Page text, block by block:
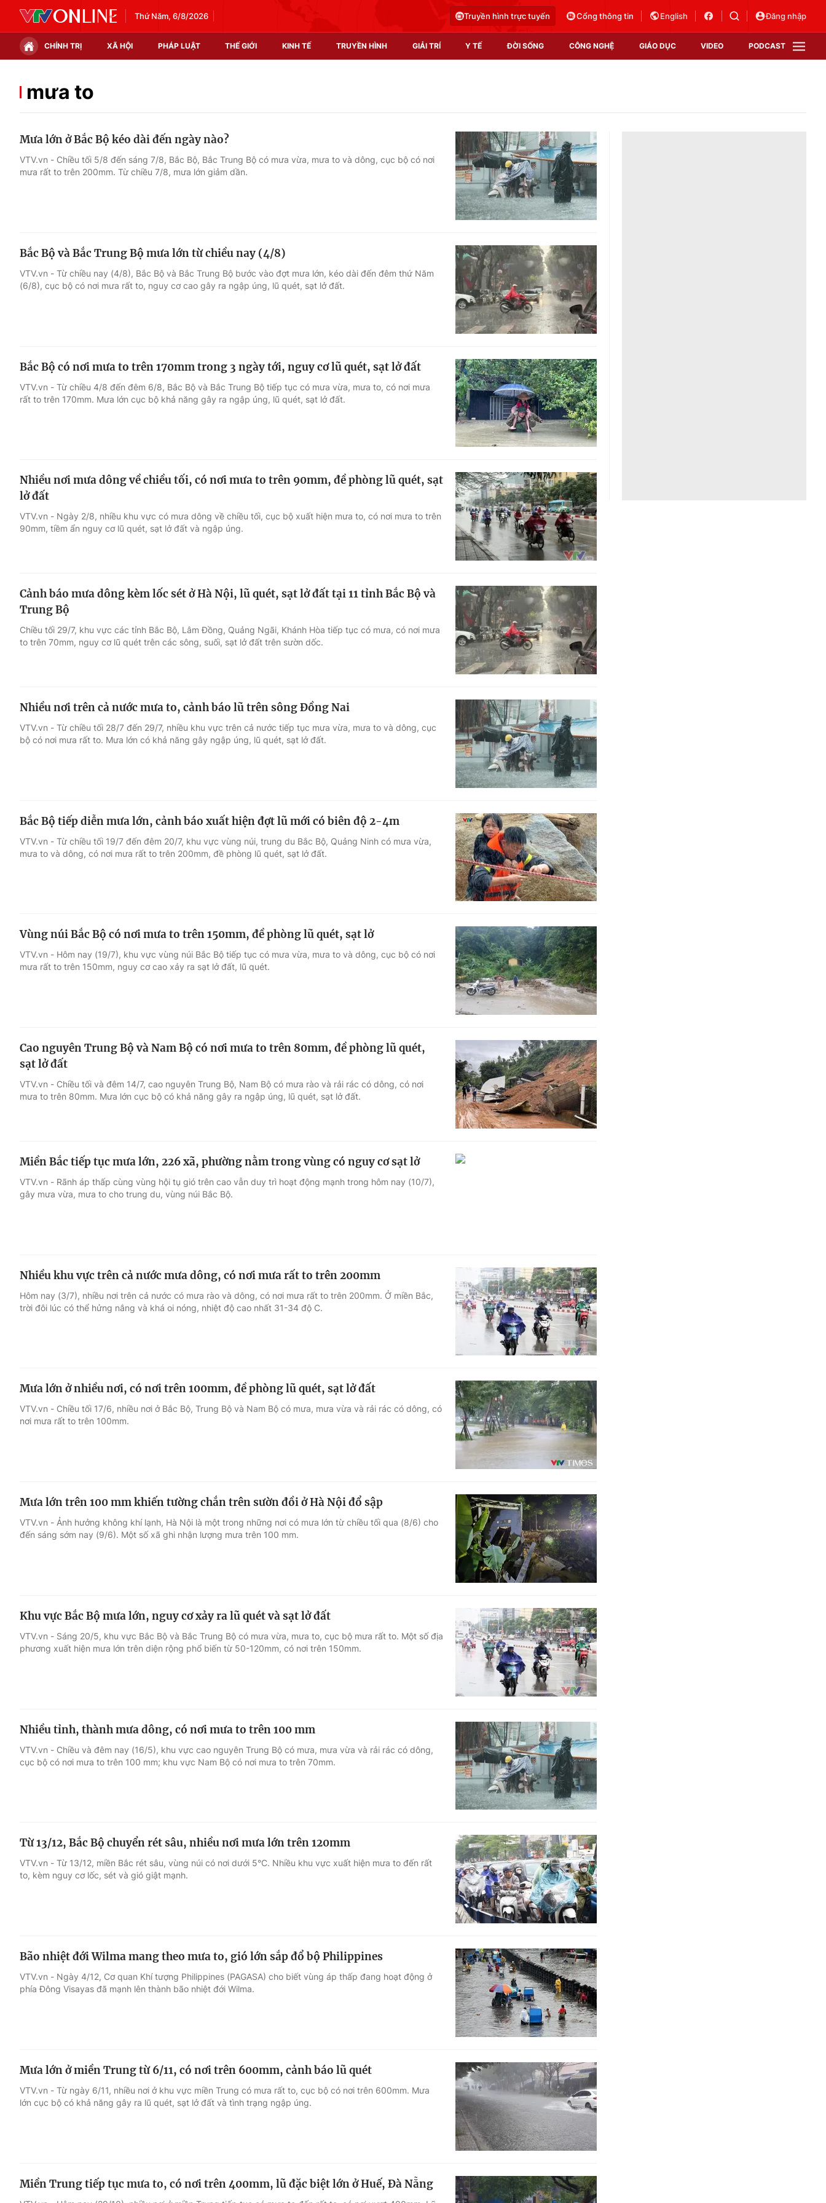
Thứ Năm, 6/8/2026 Truyền hình trực tuyến Cổng thông tin English Đăng nhập
CHÍNH TRỊ XÃ HỘI PHÁP LUẬT THẾ GIỚI KINH TẾ TRUYỀN HÌNH GIẢI TRÍ Y TẾ ĐỜI SỐNG CÔNG NGHỆ GIÁO DỤC VIDEO PODCAST
Thế giới đó đây
Thị trường
Video
Shorts video
Podcast
EMagazine
Photo
Infographic
Góc ảnh
Điện ảnh
Âm nhạc
Sao
Làm đẹp
Chất lượng cuộc sống
Tuyển sinh
Học trực tuyến
Công nghệ
Hitech Công nghệ tương lai
Sản phẩm
Thị trường
Tư vấn
VTV Sức khoẻ
mưa to
Mưa lớn ở Bắc Bộ kéo dài đến ngày nào?
VTV.vn - Chiều tối 5/8 đến sáng 7/8, Bắc Bộ, Bắc Trung Bộ có mưa vừa, mưa to và dông, cục bộ có nơi
mưa rất to trên 200mm. Từ chiều 7/8, mưa lớn giảm dần.
Bắc Bộ và Bắc Trung Bộ mưa lớn từ chiều nay (4/8)
VTV.vn - Từ chiều nay (4/8), Bắc Bộ và Bắc Trung Bộ bước vào đợt mưa lớn, kéo dài đến đêm thứ Năm
(6/8), cục bộ có nơi mưa rất to, nguy cơ cao gây ra ngập úng, lũ quét, sạt lở đất.
Bắc Bộ có nơi mưa to trên 170mm trong 3 ngày tới, nguy cơ lũ quét, sạt lở đất
VTV.vn - Từ chiều 4/8 đến đêm 6/8, Bắc Bộ và Bắc Trung Bộ tiếp tục có mưa vừa, mưa to, có nơi mưa
rất to trên 170mm. Mưa lớn cục bộ khả năng gây ra ngập úng, lũ quét, sạt lở đất.
Nhiều nơi mưa dông về chiều tối, có nơi mưa to trên 90mm, đề phòng lũ quét, sạt
lở đất
VTV.vn - Ngày 2/8, nhiều khu vực có mưa dông về chiều tối, cục bộ xuất hiện mưa to, có nơi mưa to trên
90mm, tiềm ẩn nguy cơ lũ quét, sạt lở đất và ngập úng.
Cảnh báo mưa dông kèm lốc sét ở Hà Nội, lũ quét, sạt lở đất tại 11 tỉnh Bắc Bộ và
Trung Bộ
Chiều tối 29/7, khu vực các tỉnh Bắc Bộ, Lâm Đồng, Quảng Ngãi, Khánh Hòa tiếp tục có mưa, có nơi mưa
to trên 70mm, nguy cơ lũ quét trên các sông, suối, sạt lở đất trên sườn dốc.
Nhiều nơi trên cả nước mưa to, cảnh báo lũ trên sông Đồng Nai
VTV.vn - Từ chiều tối 28/7 đến 29/7, nhiều khu vực trên cả nước tiếp tục mưa vừa, mưa to và dông, cục
bộ có nơi mưa rất to. Mưa lớn có khả năng gây ngập úng, lũ quét, sạt lở đất.
Bắc Bộ tiếp diễn mưa lớn, cảnh báo xuất hiện đợt lũ mới có biên độ 2-4m
VTV.vn - Từ chiều tối 19/7 đến đêm 20/7, khu vực vùng núi, trung du Bắc Bộ, Quảng Ninh có mưa vừa,
mưa to và dông, có nơi mưa rất to trên 200mm, đề phòng lũ quét, sạt lở đất.
Vùng núi Bắc Bộ có nơi mưa to trên 150mm, đề phòng lũ quét, sạt lở
VTV.vn - Hôm nay (19/7), khu vực vùng núi Bắc Bộ tiếp tục có mưa vừa, mưa to và dông, cục bộ có nơi
mưa rất to trên 150mm, nguy cơ cao xảy ra sạt lở đất, lũ quét.
Cao nguyên Trung Bộ và Nam Bộ có nơi mưa to trên 80mm, đề phòng lũ quét,
sạt lở đất
VTV.vn - Chiều tối và đêm 14/7, cao nguyên Trung Bộ, Nam Bộ có mưa rào và rải rác có dông, có nơi
mưa to trên 80mm. Mưa lớn cục bộ có khả năng gây ra ngập úng, lũ quét, sạt lở đất.
Miền Bắc tiếp tục mưa lớn, 226 xã, phường nằm trong vùng có nguy cơ sạt lở
VTV.vn - Rãnh áp thấp cùng vùng hội tụ gió trên cao vẫn duy trì hoạt động mạnh trong hôm nay (10/7),
gây mưa vừa, mưa to cho trung du, vùng núi Bắc Bộ.
Nhiều khu vực trên cả nước mưa dông, có nơi mưa rất to trên 200mm
Hôm nay (3/7), nhiều nơi trên cả nước có mưa rào và dông, có nơi mưa rất to trên 200mm. Ở miền Bắc,
trời đôi lúc có thể hửng nắng và khá oi nóng, nhiệt độ cao nhất 31-34 độ C.
Mưa lớn ở nhiều nơi, có nơi trên 100mm, đề phòng lũ quét, sạt lở đất
VTV.vn - Chiều tối 17/6, nhiều nơi ở Bắc Bộ, Trung Bộ và Nam Bộ có mưa, mưa vừa và rải rác có dông, có
nơi mưa rất to trên 100mm.
Mưa lớn trên 100 mm khiến tường chắn trên sườn đồi ở Hà Nội đổ sập
VTV.vn - Ảnh hưởng không khí lạnh, Hà Nội là một trong những nơi có mưa lớn từ chiều tối qua (8/6) cho
đến sáng sớm nay (9/6). Một số xã ghi nhận lượng mưa trên 100 mm.
Khu vực Bắc Bộ mưa lớn, nguy cơ xảy ra lũ quét và sạt lở đất
VTV.vn - Sáng 20/5, khu vực Bắc Bộ và Bắc Trung Bộ có mưa vừa, mưa to, cục bộ mưa rất to. Một số địa
phương xuất hiện mưa lớn trên diện rộng phổ biến từ 50-120mm, có nơi trên 150mm.
Nhiều tỉnh, thành mưa dông, có nơi mưa to trên 100 mm
VTV.vn - Chiều và đêm nay (16/5), khu vực cao nguyên Trung Bộ có mưa, mưa vừa và rải rác có dông,
cục bộ có nơi mưa to trên 100 mm; khu vực Nam Bộ có nơi mưa to trên 70mm.
Từ 13/12, Bắc Bộ chuyển rét sâu, nhiều nơi mưa lớn trên 120mm
VTV.vn - Từ 13/12, miền Bắc rét sâu, vùng núi có nơi dưới 5°C. Nhiều khu vực xuất hiện mưa to đến rất
to, kèm nguy cơ lốc, sét và gió giật mạnh.
Bão nhiệt đới Wilma mang theo mưa to, gió lớn sắp đổ bộ Philippines
VTV.vn - Ngày 4/12, Cơ quan Khí tượng Philippines (PAGASA) cho biết vùng áp thấp đang hoạt động ở
phía Đông Visayas đã mạnh lên thành bão nhiệt đới Wilma.
Mưa lớn ở miền Trung từ 6/11, có nơi trên 600mm, cảnh báo lũ quét
VTV.vn - Từ ngày 6/11, nhiều nơi ở khu vực miền Trung có mưa rất to, cục bộ có nơi trên 600mm. Mưa
lớn cục bộ có khả năng gây ra lũ quét, sạt lở đất và tình trạng ngập úng.
Miền Trung tiếp tục mưa to, có nơi trên 400mm, lũ đặc biệt lớn ở Huế, Đà Nẵng